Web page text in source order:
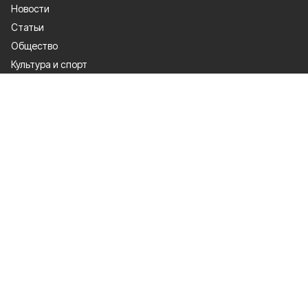
Новости
Статьи
Общество
Культура и спорт